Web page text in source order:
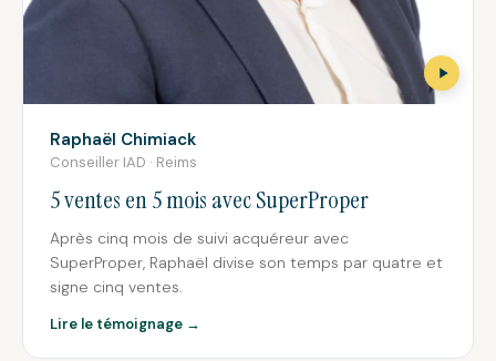
Raphaël Chimiack
Conseiller IAD · Reims
5 ventes en 5 mois avec SuperProper
Après cinq mois de suivi acquéreur avec
SuperProper, Raphaël divise son temps par quatre et
signe cinq ventes.
Lire le témoignage →